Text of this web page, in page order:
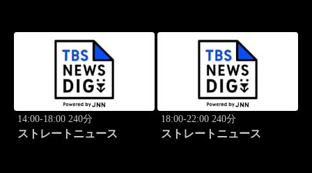
14:00-18:00 240分
ストレートニュース
18:00-22:00 240分
ストレートニュース